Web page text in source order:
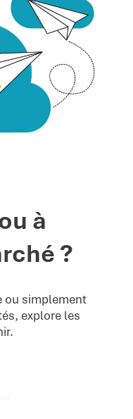
à
?
ou simplement
explore les